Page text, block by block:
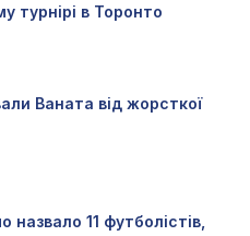
турнірі в Торонто
Ваната від жорсткої
назвало 11 футболістів,